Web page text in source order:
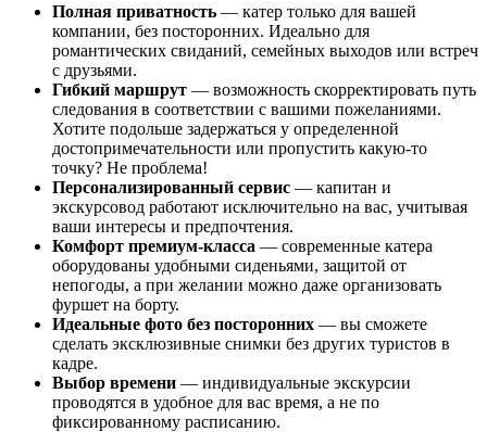
Полная приватность — катер только для вашей
компании, без посторонних. Идеально для
романтических свиданий, семейных выходов или встреч
с друзьями.
Гибкий маршрут — возможность скорректировать путь
следования в соответствии с вашими пожеланиями.
Хотите подольше задержаться у определенной
достопримечательности или пропустить какую-то
точку? Не проблема!
Персонализированный сервис — капитан и
экскурсовод работают исключительно на вас, учитывая
ваши интересы и предпочтения.
Комфорт премиум-класса — современные катера
оборудованы удобными сиденьями, защитой от
непогоды, а при желании можно даже организовать
фуршет на борту.
Идеальные фото без посторонних — вы сможете
сделать эксклюзивные снимки без других туристов в
кадре.
Выбор времени — индивидуальные экскурсии
проводятся в удобное для вас время, а не по
фиксированному расписанию.